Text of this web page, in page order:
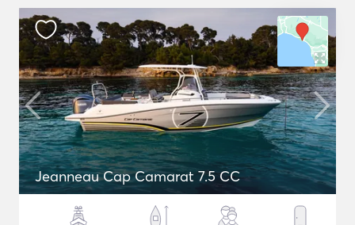
Jeanneau Cap Camarat 7.5 CC